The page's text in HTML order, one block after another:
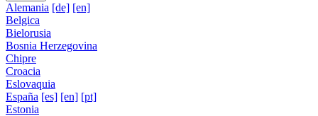
Alemania [de] [en]
Belgica
Bielorusia
Bosnia Herzegovina
Chipre
Croacia
Eslovaquia
España [es] [en] [pt]
Estonia